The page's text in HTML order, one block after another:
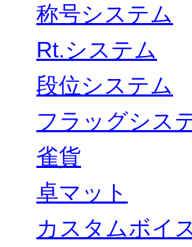
称号システム
Rt.システム
段位システム
フラッグシス
雀貨
卓マット
カスタムボイ